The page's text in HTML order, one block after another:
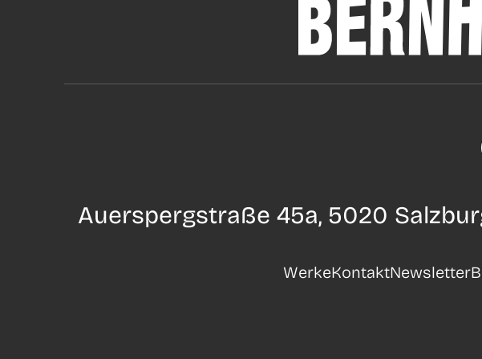
Auerspergstraße 45a, 5020
WerkeKontaktNewsletter